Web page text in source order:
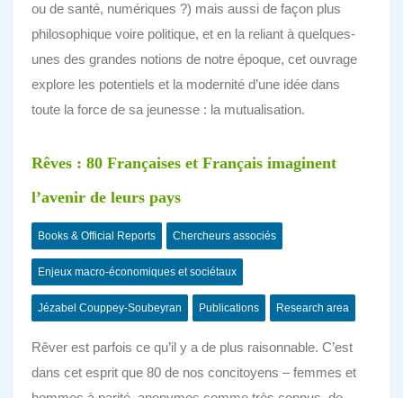
ou de santé, numériques ?) mais aussi de façon plus
philosophique voire politique, et en la reliant à quelques-
unes des grandes notions de notre époque, cet ouvrage
explore les potentiels et la modernité d’une idée dans
toute la force de sa jeunesse : la mutualisation.
Rêves : 80 Françaises et Français imaginent
l’avenir de leurs pays
Books & Official Reports Chercheurs associés
Enjeux macro-économiques et sociétaux
Jézabel Couppey-Soubeyran Publications Research area
Rêver est parfois ce qu’il y a de plus raisonnable. C’est
dans cet esprit que 80 de nos concitoyens – femmes et